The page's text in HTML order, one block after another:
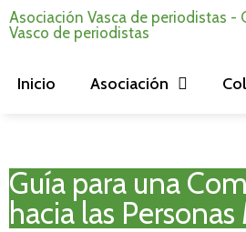
Asociación Vasca de periodistas -
Vasco de periodistas
Inicio Asociación
Guía para una
hacia las